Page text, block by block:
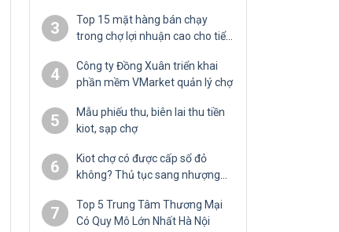
3
Top 15 mặt hàng bán chạy
trong chợ lợi nhuận cao cho tiểu
4
Công ty Đồng Xuân triển khai
phần mềm VMarket quản lý chợ
5
Mẫu phiếu thu, biên lai thu tiền
kiot, sạp chợ
6
Kiot chợ có được cấp sổ đỏ
không? Thủ tục sang nhượng
7
Top 5 Trung Tâm Thương Mại
Có Quy Mô Lớn Nhất Hà Nội